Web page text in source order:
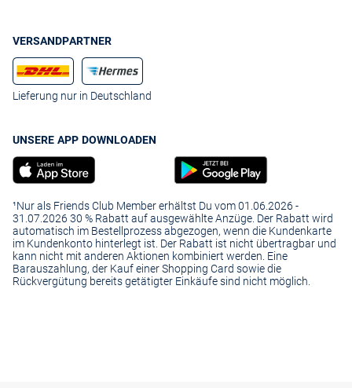
VERSANDPARTNER
Lieferung nur in Deutschland
UNSERE APP DOWNLOADEN
¹Nur als Friends Club Member erhältst Du vom 01.06.2026 -
31.07.2026 30 % Rabatt auf ausgewählte Anzüge. Der Rabatt wird
automatisch im Bestellprozess abgezogen, wenn die Kundenkarte
im Kundenkonto hinterlegt ist. Der Rabatt ist nicht übertragbar und
kann nicht mit anderen Aktionen kombiniert werden. Eine
Barauszahlung, der Kauf einer Shopping Card sowie die
Rückvergütung bereits getätigter Einkäufe sind nicht möglich.